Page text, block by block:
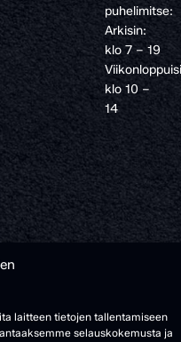
laitteen tietojen tallentamiseen
selauskokemusta ja
puhelimitse:
Arkisin:
klo 7 – 19
klo 10 –
14